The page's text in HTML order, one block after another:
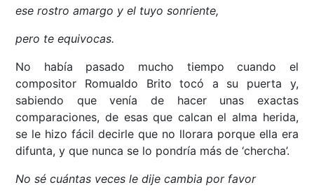
ese rostro amargo y el tuyo sonriente,
pero te equivocas.
No había pasado mucho tiempo cuando el
compositor Romualdo Brito tocó a su puerta y,
sabiendo que venía de hacer unas exactas
comparaciones, de esas que calcan el alma herida,
se le hizo fácil decirle que no llorara porque ella era
difunta, y que nunca se lo pondría más de ‘chercha’.
No sé cuántas veces le dije cambia por favor